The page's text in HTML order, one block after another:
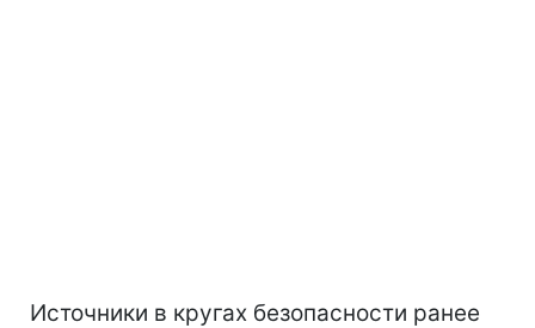
Источники в кругах безопасности ранее